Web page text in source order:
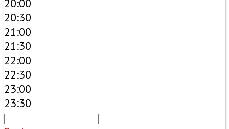
20:00
20:30
21:00
21:30
22:00
22:30
23:00
23:30